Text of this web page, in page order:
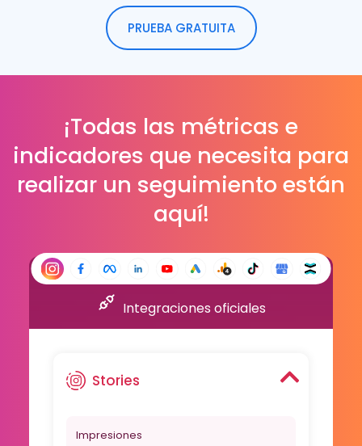
PRUEBA GRATUITA
¡Todas las métricas e
indicadores que necesita para
realizar un seguimiento están
aquí!
Integraciones oficiales
Stories
Impresiones